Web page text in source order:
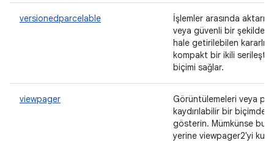
versionedparcelable
İşlemler arasında
veya güvenli bir şekilde
hale getirilebilen kararlı
kompakt bir ikili
biçimi sağlar.
viewpager
Görüntülemeleri veya
kaydırılabilir bir biçimde
gösterin. Mümkünse
yerine viewpager2'yi